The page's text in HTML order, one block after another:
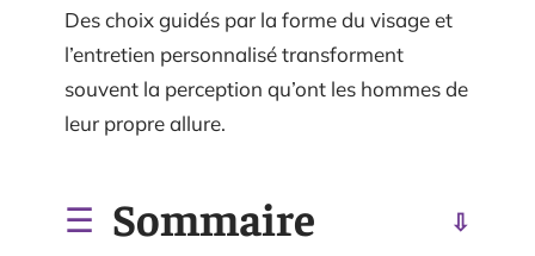
Des choix guidés par la forme du visage et
l’entretien personnalisé transforment
souvent la perception qu’ont les hommes de
leur propre allure.
Sommaire